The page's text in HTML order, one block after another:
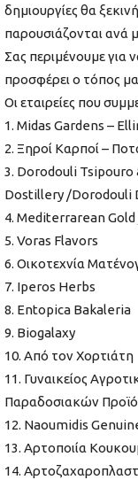
δημιουργίες θα
παρουσιάζονται ανά
Σας περιμένουμε για
προσφέρει ο τόπος
Οι εταιρείες που
1. Midas Gardens –
2. Ξηροί Καρποί –
3. Dorodouli
Dostillery /Dorodouli
4. Mediterrarean
5. Voras Flavors
6. Οικοτεχνία
7. Iperos Herbs
8. Entopica Bakaleria
9. Biogalaxy
10. Από τον Χορτιάτη
11. Γυναικείος
Παραδοσιακών
12. Naoumidis
13. Αρτοποιία
14.